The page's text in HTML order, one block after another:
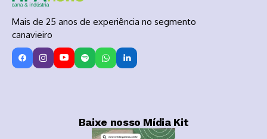
Mais de 25 anos de experiência no segmento
canavieiro
Baixe nosso Mídia Kit